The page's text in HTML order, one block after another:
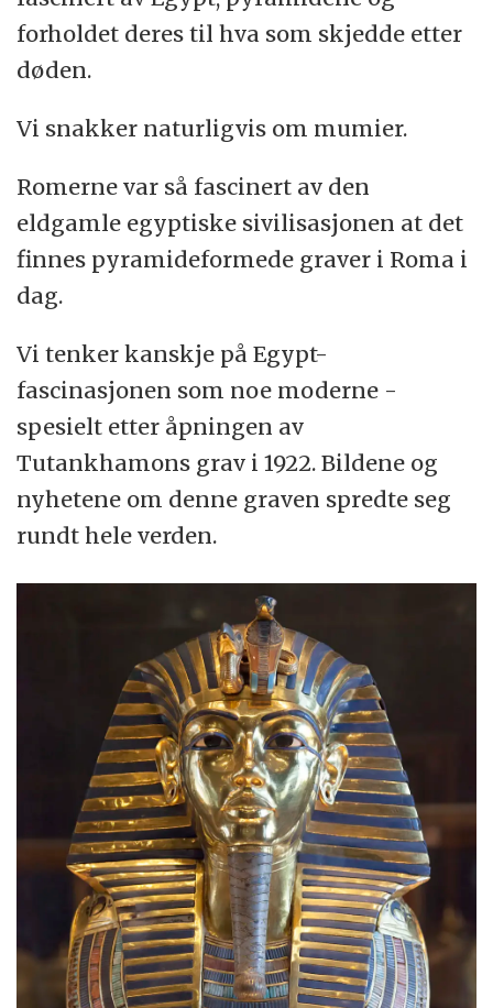
forholdet deres til hva som skjedde etter
døden.
Vi snakker naturligvis om mumier.
Romerne var så fascinert av den
eldgamle egyptiske sivilisasjonen at det
finnes pyramideformede graver i Roma i
dag.
Vi tenker kanskje på Egypt-
fascinasjonen som noe moderne -
spesielt etter åpningen av
Tutankhamons grav i 1922. Bildene og
nyhetene om denne graven spredte seg
rundt hele verden.